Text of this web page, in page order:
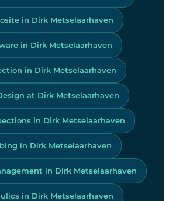
in Dirk Metselaarhaven
in Dirk Metselaarhaven
in Dirk Metselaarhaven
at Dirk Metselaarhaven
in Dirk Metselaarhaven
in Dirk Metselaarhaven
in Dirk Metselaarhaven
in Dirk Metselaarhaven